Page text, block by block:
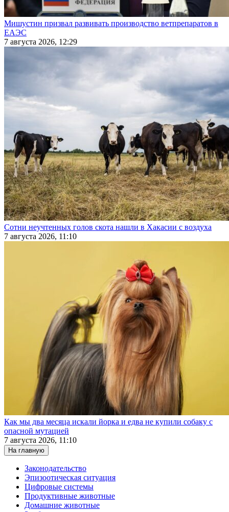
Мишустин призвал развивать производство ветпрепаратов в
ЕАЭС
7 августа 2026, 12:29
Сотни неучтенных голов скота нашли в Хакасии с воздуха
7 августа 2026, 11:10
Как мы два месяца искали йорка и едва не купили собаку с
опасной мутацией
7 августа 2026, 11:10
На главную
Законодательство
Эпизоотическая ситуация
Цифровые системы
Продуктивные животные
Домашние животные